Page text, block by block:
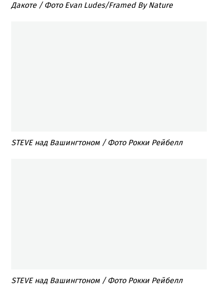
Дакоте / Фото Evan Ludes/Framed By Nature
STEVE над Вашингтоном / Фото Рокки Рейбелл
STEVE над Вашингтоном / Фото Рокки Рейбелл